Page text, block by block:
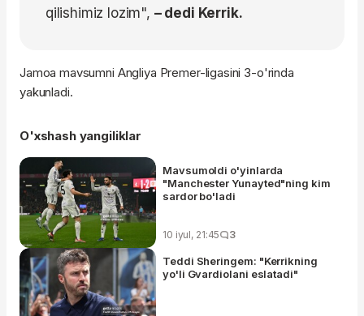
qilishimiz lozim", – dedi Kerrik.
Jamoa mavsumni Angliya Premer-ligasini 3-o'rinda
yakunladi.
O'xshash yangiliklar
Mavsumoldi o'yinlarda
"Manchester Yunayted"ning kim
sardor bo'ladi
10 iyul, 21:45 3
Teddi Sheringem: "Kerrikning
yo'li Gvardiolani eslatadi"